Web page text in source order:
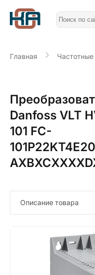
Главная
Danfoss VLT
101 FC-
Описание товара